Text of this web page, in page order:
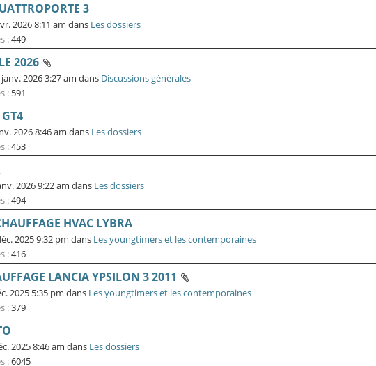
3
2026 8:11 am dans Les dossiers
:449
2026
2026 3:27 am dans Discussions générales
: 591
2026 8:46 am dans Les dossiers
:453
2026 9:22 am dans Les dossiers
:494
HVAC LYBRA
2025 9:32 pm dans Les youngtimers et les contemporaines
:416
LANCIA YPSILON 3 2011
2025 5:35 pm dans Les youngtimers et les contemporaines
:379
2025 8:46 am dans Les dossiers
:6045